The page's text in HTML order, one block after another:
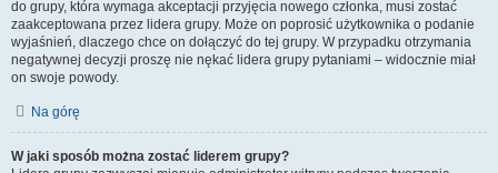
do grupy, która wymaga akceptacji przyjęcia nowego członka, musi zostać
zaakceptowana przez lidera grupy. Może on poprosić użytkownika o podanie
wyjaśnień, dlaczego chce on dołączyć do tej grupy. W przypadku otrzymania
negatywnej decyzji proszę nie nękać lidera grupy pytaniami – widocznie miał
on swoje powody.
Na górę
W jaki sposób można zostać liderem grupy?